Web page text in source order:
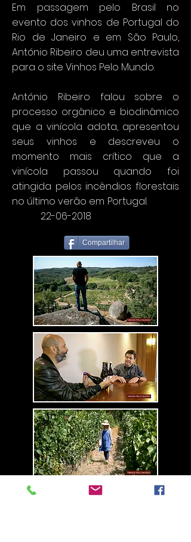
Em passagem pelo Brasil no
evento dos vinhos de Portugal do
Rio de Janeiro e em São Paulo,
António Ribeiro deu uma entrevista
para o site Vinhos Pelo Mundo.
António Ribeiro falou sobre o
processo orgânico e biodinâmico
que a vinícola adota, apresentou
seus vinhos e descreveu o
momento mais crítico que a
vinícola passou quando foi
atingida pelos incêndios florestais
no último verão em Portugal.
22-06-2018
Compartilhar